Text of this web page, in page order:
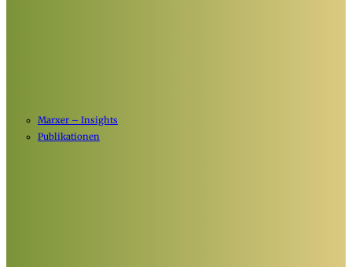
Marxer – Insights
Publikationen